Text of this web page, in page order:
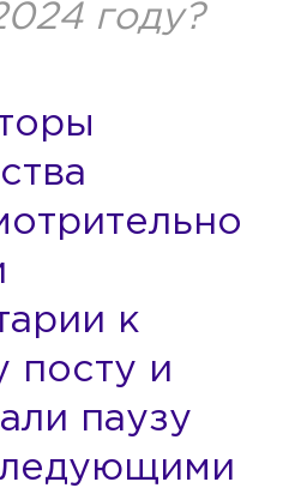
году?
к
посту и
паузу